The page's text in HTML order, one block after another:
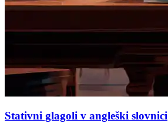
Stativni glagoli v angleški slovnici